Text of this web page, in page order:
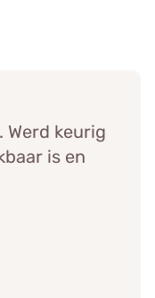
Werd keurig
is en